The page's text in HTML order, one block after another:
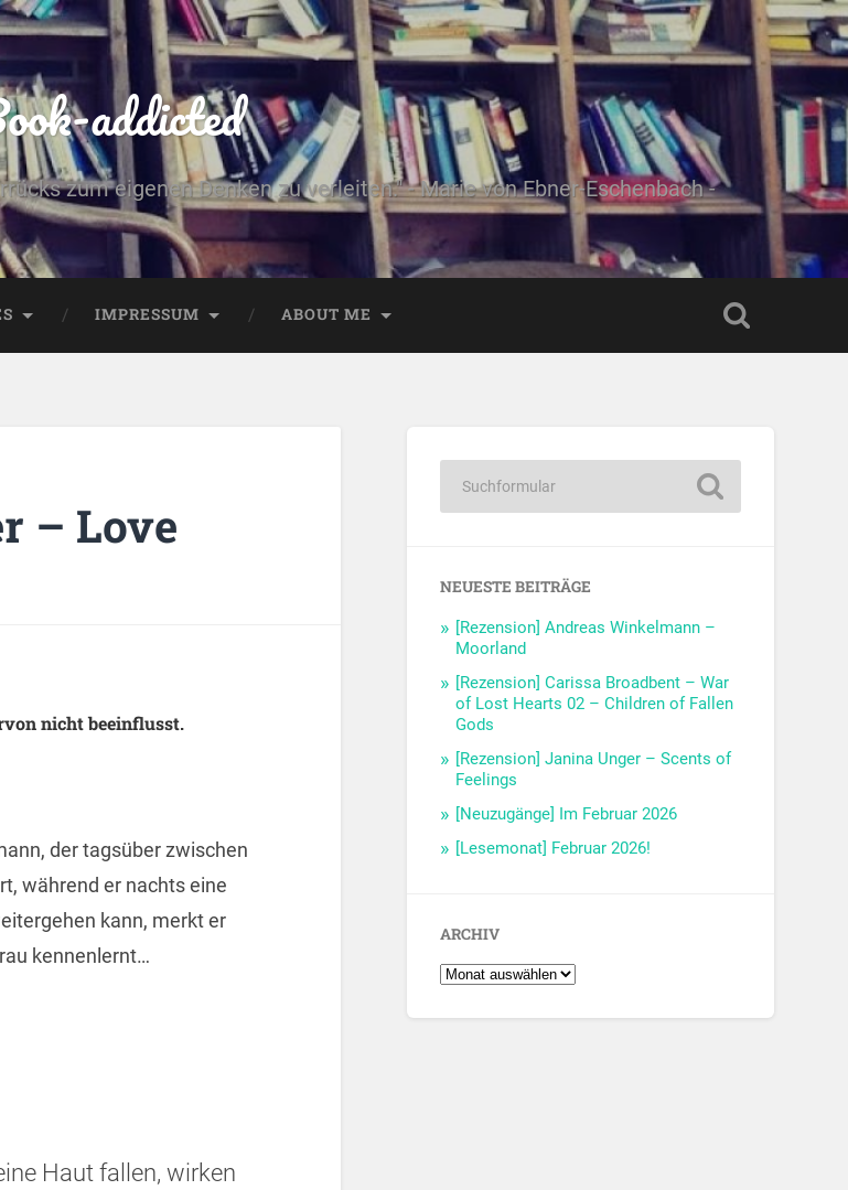
addicted
zum eigenen Denken zu verleiten." - Marie von Ebner-Eschenbach -
IMPRESSUM ABOUT ME
– Love
nicht beeinflusst.
der tagsüber zwischen
während er nachts eine
kann, merkt er
kennenlernt…
Haut fallen, wirken
NEUESTE BEITRÄGE
[Rezension] Andreas Winkelmann –
Moorland
[Rezension] Carissa Broadbent – War
of Lost Hearts 02 – Children of Fallen
Gods
[Rezension] Janina Unger – Scents of
Feelings
[Neuzugänge] Im Februar 2026
[Lesemonat] Februar 2026!
ARCHIV